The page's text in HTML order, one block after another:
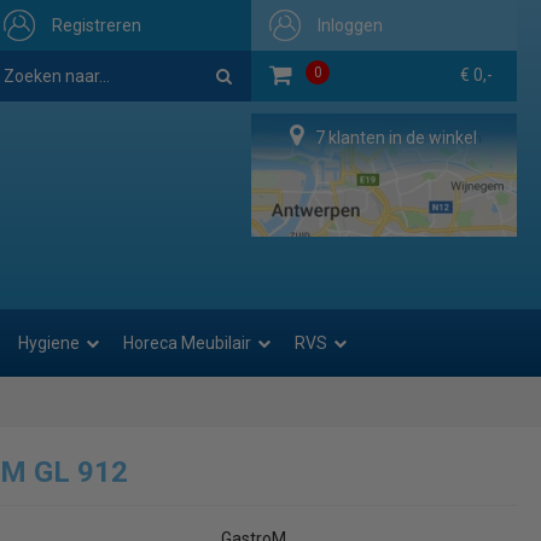
Inloggen
0 € 0,-
Registreren
7 klanten in de winkel
Hygiene Horeca Meubilair RVS
GL 912